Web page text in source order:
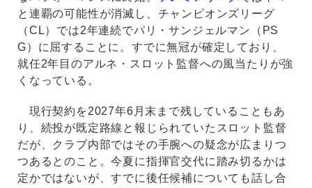
と連覇の可能性が消滅し、チャンピオンズリーグ
（CL）では2年連続でパリ・サンジェルマン（PS
G）に屈することに。すでに無冠が確定しており、
就任2年目のアルネ・スロット監督への風当たりが強
くなっている。
現行契約を2027年6月末まで残していることもあ
り、続投が既定路線と報じられていたスロット監督
だが、クラブ内部ではその手腕への疑念が広まりつ
つあるとのこと。今夏に指揮官交代に踏み切るかは
定かではないが、すでに後任候補についても話し合